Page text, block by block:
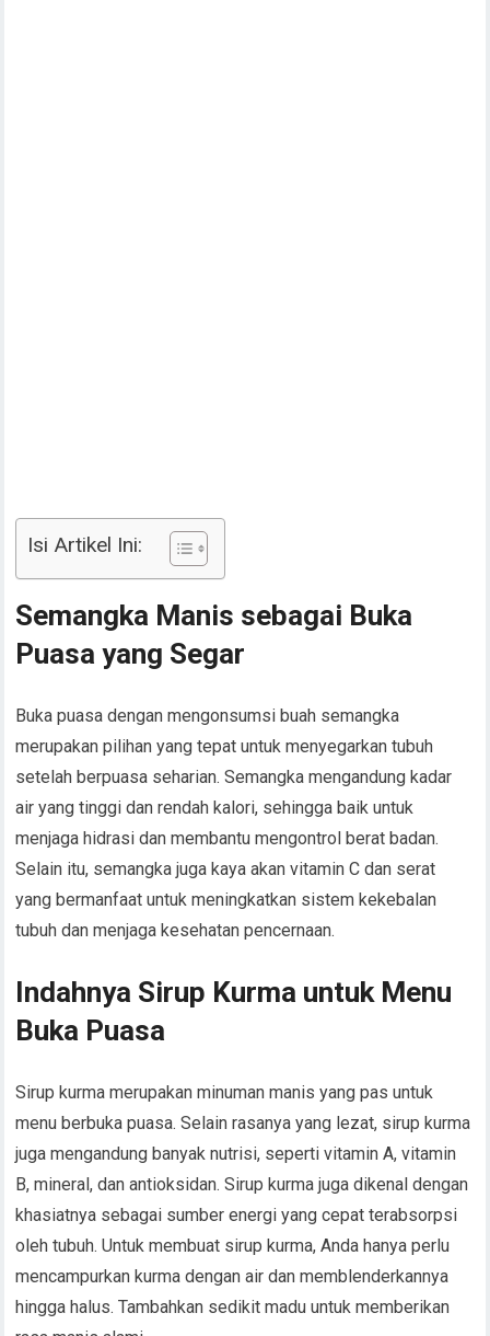
Isi Artikel Ini:
Semangka Manis sebagai Buka
Puasa yang Segar
Buka puasa dengan mengonsumsi buah semangka
merupakan pilihan yang tepat untuk menyegarkan tubuh
setelah berpuasa seharian. Semangka mengandung kadar
air yang tinggi dan rendah kalori, sehingga baik untuk
menjaga hidrasi dan membantu mengontrol berat badan.
Selain itu, semangka juga kaya akan vitamin C dan serat
yang bermanfaat untuk meningkatkan sistem kekebalan
tubuh dan menjaga kesehatan pencernaan.
Indahnya Sirup Kurma untuk Menu
Buka Puasa
Sirup kurma merupakan minuman manis yang pas untuk
menu berbuka puasa. Selain rasanya yang lezat, sirup kurma
juga mengandung banyak nutrisi, seperti vitamin A, vitamin
B, mineral, dan antioksidan. Sirup kurma juga dikenal dengan
khasiatnya sebagai sumber energi yang cepat terabsorpsi
oleh tubuh. Untuk membuat sirup kurma, Anda hanya perlu
mencampurkan kurma dengan air dan memblenderkannya
hingga halus. Tambahkan sedikit madu untuk memberikan